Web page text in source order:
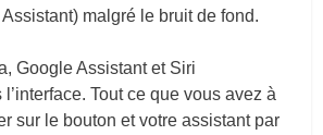
malgré le bruit de fond.
Google Assistant et Siri
Tout ce que vous avez à
sur le bouton et votre assistant par